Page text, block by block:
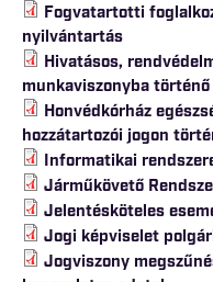
Fogvatartotti
nyilvántartás
Hivatásos,
munkaviszonyba
Honvédkórház
hozzátartozói jogon
Informatikai
Járműkövető
Jelentésköteles
Jogi képviselet
Jogviszony